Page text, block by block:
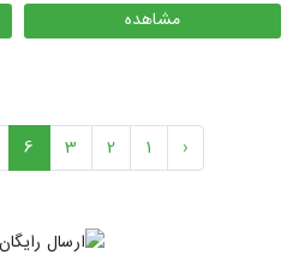
مشاهده
‹
1
2
3
6